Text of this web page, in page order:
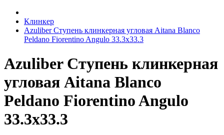
Клинкер
Azuliber Ступень клинкерная угловая Aitana Blanco
Peldano Fiorentino Angulo 33.3х33.3
Azuliber Ступень клинкерная
угловая Aitana Blanco
Peldano Fiorentino Angulo
33.3х33.3